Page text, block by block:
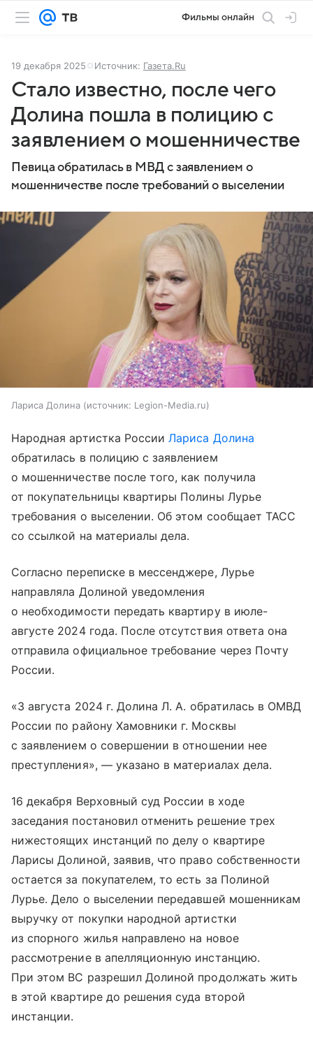
Фильмы онлайн
19 декабря 2025 Источник: Газета.Ru
Стало известно, после чего
Долина пошла в полицию с
заявлением о мошенничестве
Певица обратилась в МВД с заявлением о
мошенничестве после требований о выселении
Лариса Долина источник: Legion-Media.ru
Народная артистка РоссииЛариса Долина
обратилась в полицию с заявлением
о мошенничестве после того, как получила
от покупательницы квартиры Полины Лурье
требования о выселении. Об этом сообщает ТАСС
со ссылкой на материалы дела.
Согласно переписке в мессенджере, Лурье
направляла Долиной уведомления
о необходимости передать квартиру в июле-
августе 2024 года. После отсутствия ответа она
отправила официальное требование через Почту
России.
«3 августа 2024 г. Долина Л. А. обратилась в ОМВД
России по району Хамовники г. Москвы
с заявлением о совершении в отношении нее
преступления», — указано в материалах дела.
16 декабря Верховный суд России в ходе
заседания постановил отменить решение трех
нижестоящих инстанций по делу о квартире
Ларисы Долиной, заявив, что право собственности
остается за покупателем, то есть за Полиной
Лурье. Дело о выселении передавшей мошенникам
выручку от покупки народной артистки
из спорного жилья направлено на новое
рассмотрение в апелляционную инстанцию.
При этом ВС разрешил Долиной продолжать жить
в этой квартире до решения суда второй
инстанции.